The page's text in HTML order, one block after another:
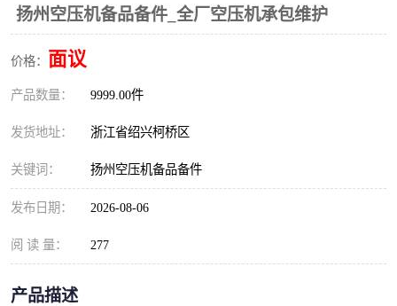
扬州空压机备品备件_全厂空压机承包维护
价格： 面议
产品数量： 9999.00件
发货地址： 浙江省绍兴柯桥区
关键词： 扬州空压机备品备件
发布日期： 2026-08-06
阅 读 量： 277
产品描述
CAMERON空压机维修 CAMERON空压机显示屏